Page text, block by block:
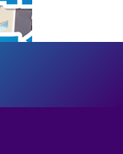
）を開